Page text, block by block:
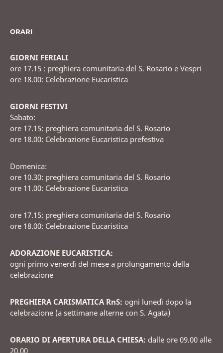
ORARI
GIORNI FERIALI
ore 17.15 : preghiera comunitaria del S. Rosario e Vespri
ore 18.00: Celebrazione Eucaristica
GIORNI FESTIVI
Sabato:
ore 17.15: preghiera comunitaria del S. Rosario
ore 18.00: Celebrazione Eucaristica prefestiva
Domenica:
ore 10.30: preghiera comunitaria del S. Rosario
ore 11.00: Celebrazione Eucaristica
ore 17.15: preghiera comunitaria del S. Rosario
ore 18.00: Celebrazione Eucaristica
ADORAZIONE EUCARISTICA:
ogni primo venerdì del mese a prolungamento della
celebrazione
PREGHIERA CARISMATICA RnS: ogni lunedì dopo la
celebrazione (a settimane alterne con S. Agata)
ORARIO DI APERTURA DELLA CHIESA: dalle ore 09.00 alle
20.00